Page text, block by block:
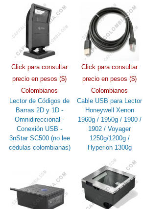
Click para consultar
precio en pesos ($)
Colombianos
Lector de Códigos de
Barras 2D y 1D -
Omnidireccional -
Conexión USB -
3nStar SC500 (no lee
cédulas colombianas)
Click para consultar
precio en pesos ($)
Colombianos
Cable USB para Lector
Honeywell Xenon
1960g / 1950g / 1900 /
1902 / Voyager
1250g/1200g /
Hyperion 1300g